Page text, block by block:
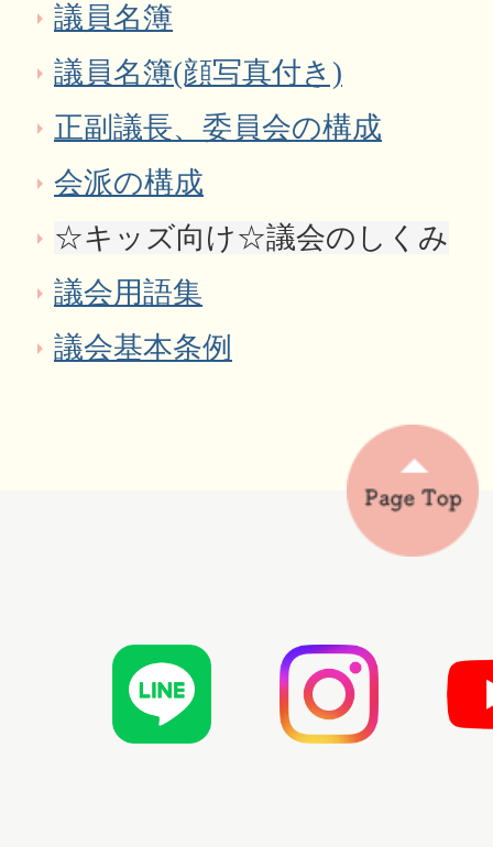
議員名簿
議員名簿(顔写真付き)
正副議長、委員会の構成
会派の構成
☆キッズ向け☆議会のしくみ
議会用語集
議会基本条例